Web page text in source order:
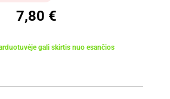
7,80 €
gali skirtis nuo esančios